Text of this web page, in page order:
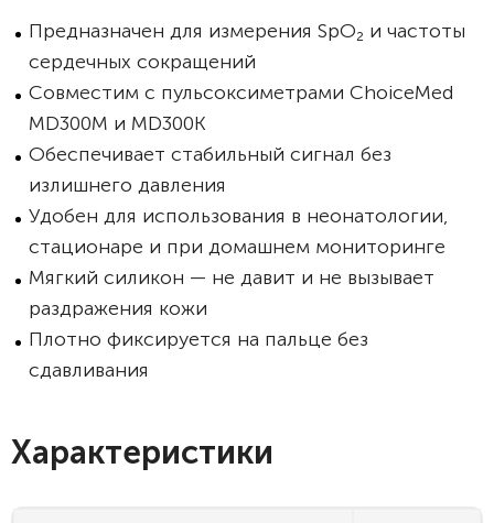
Предназначен для измерения SpO₂ и частоты
сердечных сокращений
Совместим с пульсоксиметрами ChoiceMed
MD300M и MD300K
Обеспечивает стабильный сигнал без
излишнего давления
Удобен для использования в неонатологии,
стационаре и при домашнем мониторинге
Мягкий силикон — не давит и не вызывает
раздражения кожи
Плотно фиксируется на пальце без
сдавливания
Характеристики